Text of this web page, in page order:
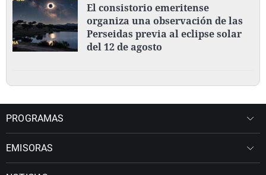
El consistorio emeritense
organiza una observación de las
Perseidas previa al eclipse solar
del 12 de agosto
PROGRAMAS
EMISORAS